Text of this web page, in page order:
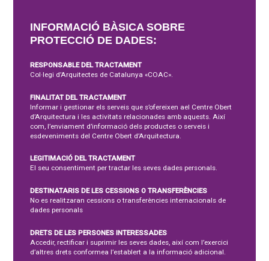
INFORMACIÓ BÀSICA SOBRE
PROTECCIÓ DE DADES:
RESPONSABLE DEL TRACTAMENT
Col·legi d’Arquitectes de Catalunya «COAC».
FINALITAT DEL TRACTAMENT
Informar i gestionar els serveis que s’ofereixen ael Centre Obert
d’Arquitectura i les activitats relacionades amb aquests. Així
com, l’enviament d’informació dels productes o serveis i
esdeveniments del Centre Obert d’Arquitectura.
LEGITIMACIÓ DEL TRACTAMENT
El seu consentiment per tractar les seves dades personals.
DESTINATARIS DE LES CESSIONS O TRANSFERÈNCIES
No es realitzaran cessions o transferències internacionals de
dades personals
DRETS DE LES PERSONES INTERESSADES
Accedir, rectificar i suprimir les seves dades, així com l’exercici
d’altres drets conformea l’establert a la informació adicional.